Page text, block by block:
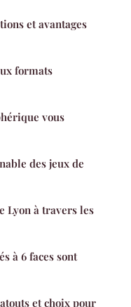
et avantages
formats
vous
des jeux de
Lyon à travers les
à 6 faces sont
et choix pour